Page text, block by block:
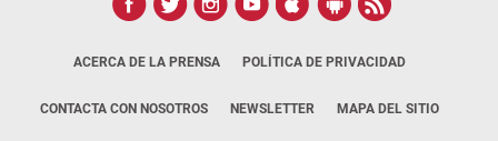
ACERCA DE LA PRENSA POLÍTICA DE PRIVACIDAD
CONTACTA CON NOSOTROS NEWSLETTER MAPA DEL SITIO